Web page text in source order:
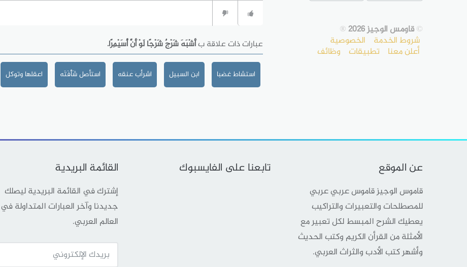
عبارات ذات علاقة بأَشْبَهَ شَرْجٌ شَرْجًا لَوْ أَنَّ أُسَيْمِرًا.
استشاط غضبا ابن السبيل اشرأب عنقه استأصل شَأْفَتَه اعقلها وتوكل
©قاومس الوجيز 2026 ®
شروط الخدمة الخصوصية
أعلن معنا تطبيقات وظائف
عن الموقع
قاموس الوجيز قاموس عربي عربي
للمصطلحات والتعبيرات والتراكيب
يعطيك الشرح المبسط لكل تعبير مع
الأمثلة من القرأن الكريم وكتب الحديث
وأشهر كتب الأدب والثراث العربي.
تابعنا على الفايسبوك القائمة البريدية
إشترك في القائمة البريدية ليصلك
جديدنا وآخر العبارات المتداولة في
العالم العربي.